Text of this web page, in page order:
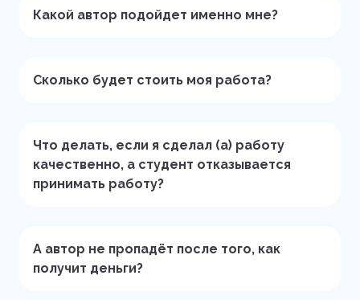
Какой автор подойдет именно мне?
Сколько будет стоить моя работа?
Что делать, если я сделал (а) работу
качественно, а студент отказывается
принимать работу?
А автор не пропадёт после того, как
получит деньги?